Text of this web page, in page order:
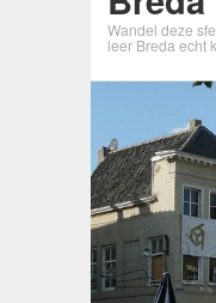
Wandel deze
leer Breda echt